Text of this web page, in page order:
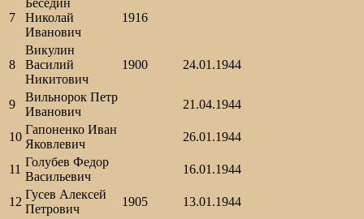
7
Беседин
Николай
Иванович
1916
8
Викулин
Василий
Никитович
1900 24.01.1944
9
Вильнорок Петр
Иванович
21.04.1944
10
Гапоненко Иван
Яковлевич
26.01.1944
11
Голубев Федор
Васильевич
16.01.1944
12
Гусев Алексей
Петрович
1905 13.01.1944